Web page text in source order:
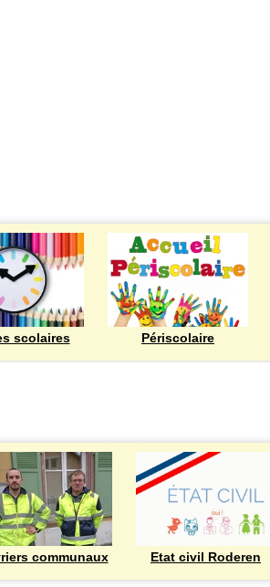
scolaires Périscolaire
communaux Etat civil Roderen